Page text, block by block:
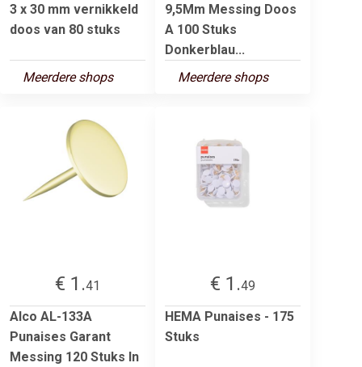
3 x 30 mm vernikkeld
doos van 80 stuks
Meerdere shops
9,5Mm Messing Doos
A 100 Stuks
Donkerblau...
Meerdere shops
€ 1.41
Alco AL-133A
Punaises Garant
Messing 120 Stuks In
€ 1.49
HEMA Punaises - 175
Stuks